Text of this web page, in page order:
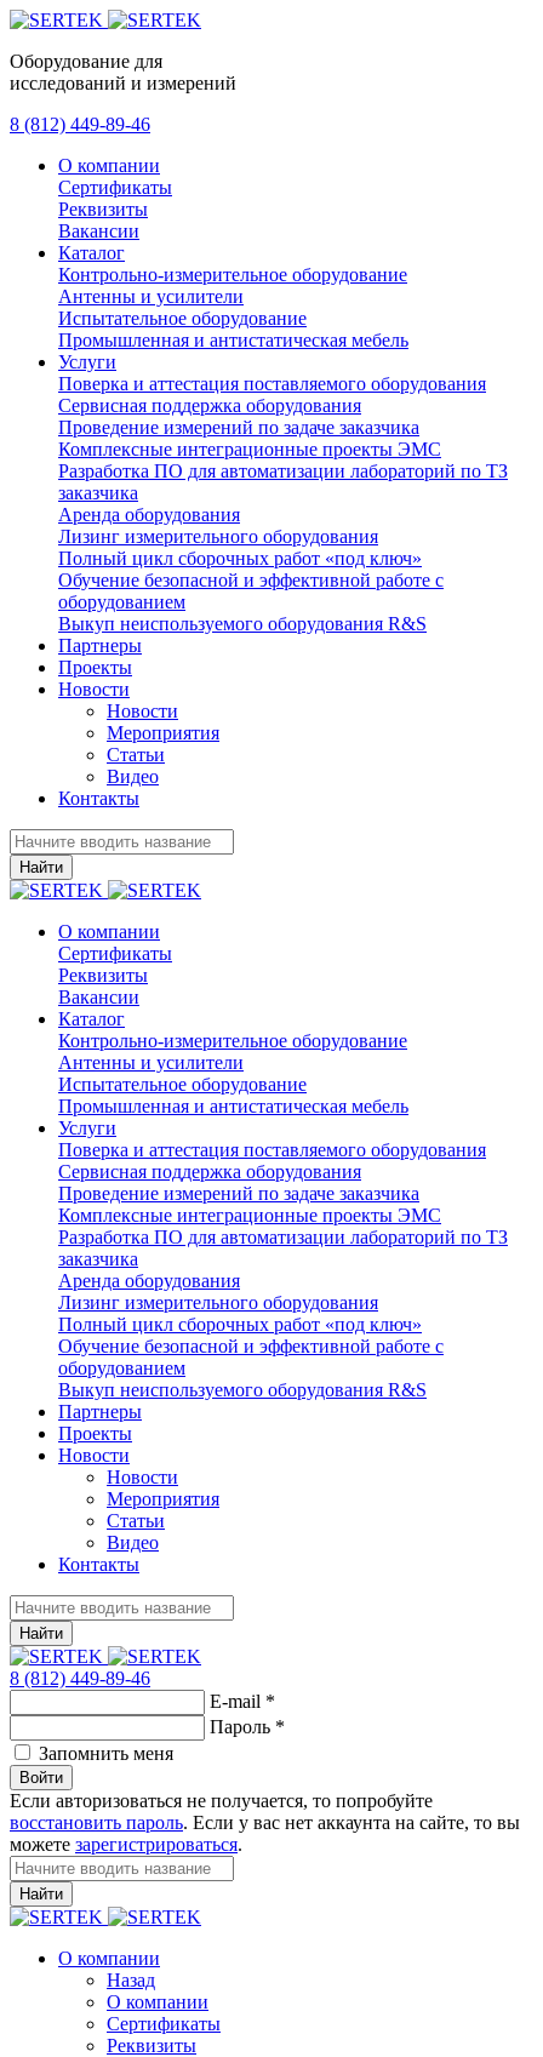
Оборудование для
исследований и измерений
8 (812) 449-89-46
О компании
Сертификаты
Реквизиты
Вакансии
Каталог
Контрольно-измерительное оборудование
Антенны и усилители
Испытательное оборудование
Промышленная и антистатическая мебель
Услуги
Поверка и аттестация поставляемого оборудования
Сервисная поддержка оборудования
Проведение измерений по задаче заказчика
Комплексные интеграционные проекты ЭМС
Разработка ПО для автоматизации лабораторий по ТЗ
заказчика
Аренда оборудования
Лизинг измерительного оборудования
Полный цикл сборочных работ «под ключ»
Обучение безопасной и эффективной работе с
оборудованием
Выкуп неиспользуемого оборудования R&S
Партнеры
Проекты
Новости
Новости
Мероприятия
Статьи
Видео
Контакты
Найти
О компании
Сертификаты
Реквизиты
Вакансии
Каталог
Контрольно-измерительное оборудование
Антенны и усилители
Испытательное оборудование
Промышленная и антистатическая мебель
Услуги
Поверка и аттестация поставляемого оборудования
Сервисная поддержка оборудования
Проведение измерений по задаче заказчика
Комплексные интеграционные проекты ЭМС
Разработка ПО для автоматизации лабораторий по ТЗ
заказчика
Аренда оборудования
Лизинг измерительного оборудования
Полный цикл сборочных работ «под ключ»
Обучение безопасной и эффективной работе с
оборудованием
Выкуп неиспользуемого оборудования R&S
Партнеры
Проекты
Новости
Новости
Мероприятия
Статьи
Видео
Контакты
Найти
8 (812) 449-89-46
E-mail *
Пароль *
Запомнить меня
Войти
Если авторизоваться не получается, то попробуйте
восстановить пароль. Если у вас нет аккаунта на сайте, то вы
можете зарегистрироваться.
Найти
О компании
Назад
О компании
Сертификаты
Реквизиты